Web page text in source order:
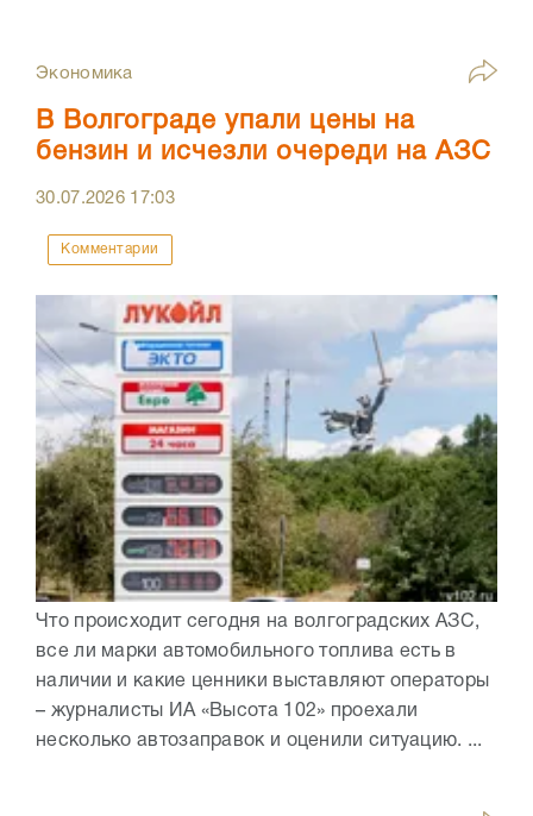
Экономика
В Волгограде упали цены на
бензин и исчезли очереди на АЗС
30.07.2026 17:03
Комментарии
Что происходит сегодня на волгоградских АЗС,
все ли марки автомобильного топлива есть в
наличии и какие ценники выставляют операторы
– журналисты ИА «Высота 102» проехали
несколько автозаправок и оценили ситуацию. ...